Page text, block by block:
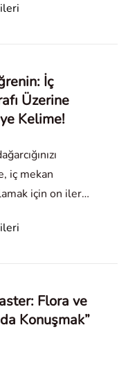
12 saat içinde
İç
Üzerine
Kelime!
iç mekan
için on ileri
Flora ve
Konuşmak”